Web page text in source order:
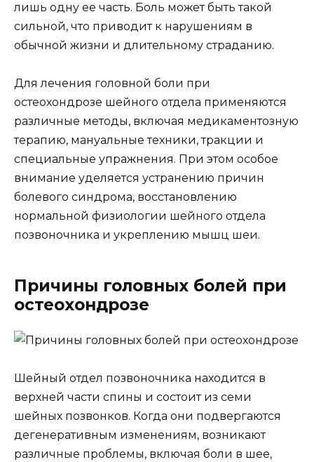
лишь одну ее часть. Боль может быть такой
сильной, что приводит к нарушениям в
обычной жизни и длительному страданию.
Для лечения головной боли при
остеохондрозе шейного отдела применяются
различные методы, включая медикаментозную
терапию, мануальные техники, тракции и
специальные упражнения. При этом особое
внимание уделяется устранению причин
болевого синдрома, восстановлению
нормальной физиологии шейного отдела
позвоночника и укреплению мышц шеи.
Причины головных болей при
остеохондрозе
Шейный отдел позвоночника находится в
верхней части спины и состоит из семи
шейных позвонков. Когда они подвергаются
дегенеративным изменениям, возникают
различные проблемы, включая боли в шее,